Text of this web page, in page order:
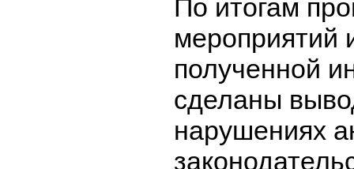
По итогам
мероприятий
полученной
сделаны
нарушениях